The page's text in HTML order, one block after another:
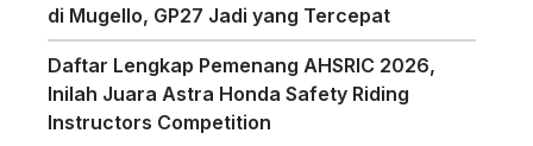
di Mugello, GP27 Jadi yang Tercepat
Daftar Lengkap Pemenang AHSRIC 2026,
Inilah Juara Astra Honda Safety Riding
Instructors Competition